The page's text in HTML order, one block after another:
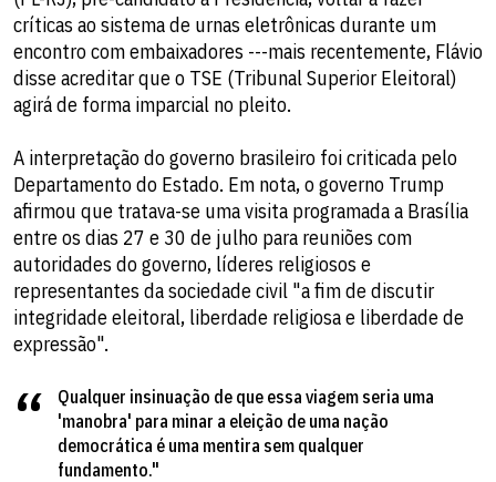
críticas ao sistema de urnas eletrônicas durante um
encontro com embaixadores ---mais recentemente, Flávio
disse acreditar que o TSE (Tribunal Superior Eleitoral)
agirá de forma imparcial no pleito.
A interpretação do governo brasileiro foi criticada pelo
Departamento do Estado. Em nota, o governo Trump
afirmou que tratava-se uma visita programada a Brasília
entre os dias 27 e 30 de julho para reuniões com
autoridades do governo, líderes religiosos e
representantes da sociedade civil "a fim de discutir
integridade eleitoral, liberdade religiosa e liberdade de
expressão".
Qualquer insinuação de que essa viagem seria uma
'manobra' para minar a eleição de uma nação
democrática é uma mentira sem qualquer
fundamento."